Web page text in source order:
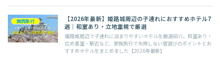
関西旅行
【2026年最新】姫路城周辺の子連れにおすすめホテル7
選｜和室あり・立地重視で厳選
姫路城周辺で子連れに泊まりやすいホテルを厳選紹介。和室あり・
広め客室・駅近など、家族旅行で失敗しない宿選びのポイントとお
すすめホテルをまとめました【2026年最新】